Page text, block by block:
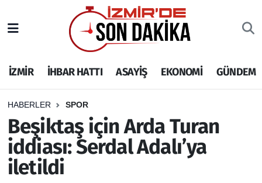
İZMİR İHBAR HATTI ASAYİŞ EKONOMİ GÜNDEM
HABERLER SPOR
Beşiktaş için Arda Turan
iddiası: Serdal Adalı’ya
iletildi
İHBAR HATTI
DEPREM
GENEL
EKONOMİ
İzmir Nöbetçi Eczaneler
İzmir Hava Durumu
İzmir Namaz Vakitleri
İzmir Trafik Yoğunluk Haritası
Puan Durumu ve Fikstür